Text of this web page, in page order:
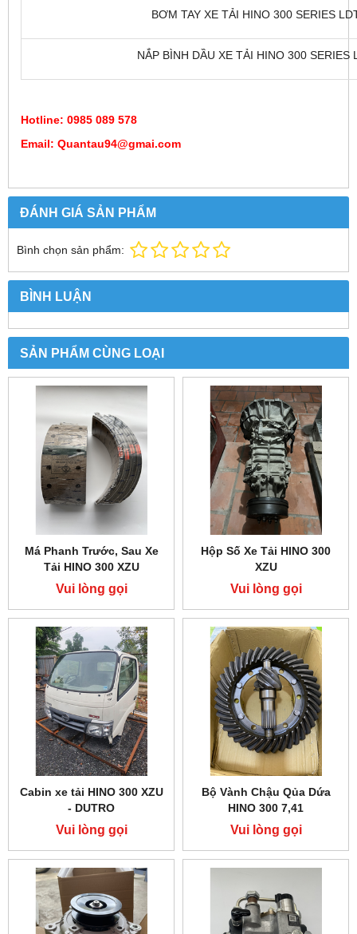
BƠM TAY XE TẢI HINO 300 SERIES
NẮP BÌNH DẦU XE TẢI HINO 300 SERIES
Hotline: 0985 089 578
Email: Quantau94@gmai.com
ĐÁNH GIÁ SẢN PHẨM
Bình chọn sản phẩm:
BÌNH LUẬN
SẢN PHẨM CÙNG LOẠI
Má Phanh Trước, Sau Xe
Tải HINO 300 XZU
Vui lòng gọi
Hộp Số Xe Tải HINO 300
XZU
Vui lòng gọi
Cabin xe tải HINO 300 XZU
- DUTRO
Vui lòng gọi
Bộ Vành Chậu Qủa Dứa
HINO 300 7,41
Vui lòng gọi